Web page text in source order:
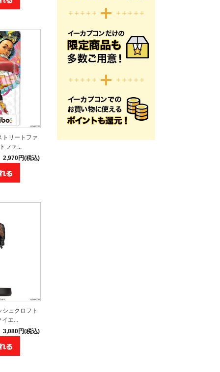
トリートファ
ファ...
2,970円(税込)
ュクロフト
イエ...
3,080円(税込)